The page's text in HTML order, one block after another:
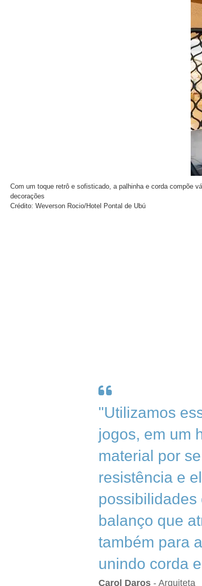
Com um toque retrô e sofisticado, a palhinha e corda compõe
decorações
Crédito: Weverson Rocio/Hotel Pontal de Ubú
"Utilizamos
jogos, em um
material por
resistência e
possibilidades
balanço que
também para
unindo corda
Carol Daros - Arquiteta